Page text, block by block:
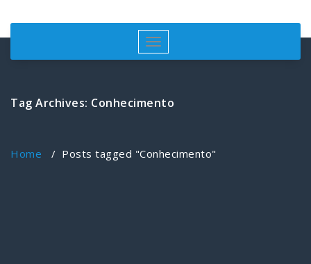
Toggle
navigation
Tag Archives: Conhecimento
Home / Posts tagged "Conhecimento"